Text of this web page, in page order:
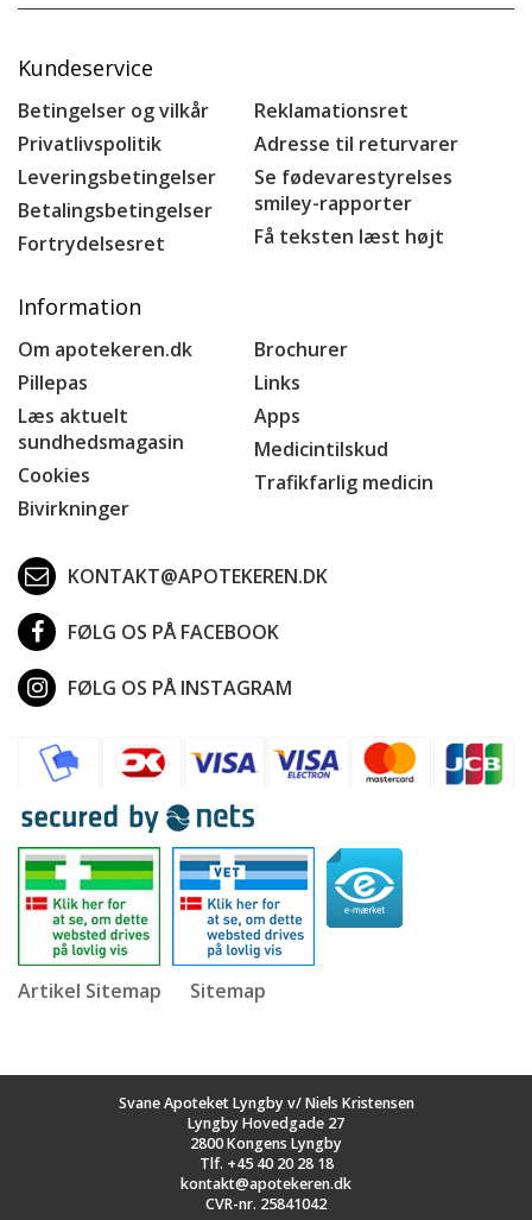
Kundeservice
Betingelser og vilkår
Privatlivspolitik
Leveringsbetingelser
Betalingsbetingelser
Fortrydelsesret
Reklamationsret
Adresse til returvarer
Se fødevarestyrelses
smiley-rapporter
Få teksten læst højt
Information
Om apotekeren.dk
Pillepas
Læs aktuelt
sundhedsmagasin
Cookies
Bivirkninger
Brochurer
Links
Apps
Medicintilskud
Trafikfarlig medicin
KONTAKT@APOTEKEREN.DK
FØLG OS PÅ FACEBOOK
FØLG OS PÅ INSTAGRAM
Artikel Sitemap Sitemap
Svane Apoteket Lyngby v/ Niels Kristensen
Lyngby Hovedgade 27
2800 Kongens Lyngby
Tlf. +45 40 20 28 18
kontakt@apotekeren.dk
CVR-nr. 25841042